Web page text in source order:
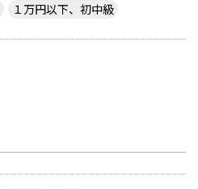
１万円以下、初中級